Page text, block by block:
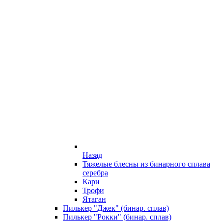
Назад
Тяжелые блесны из бинарного сплава
серебра
Кари
Трофи
Ятаган
Пилькер "Джек" (бинар. сплав)
Пилькер "Рокки" (бинар. сплав)